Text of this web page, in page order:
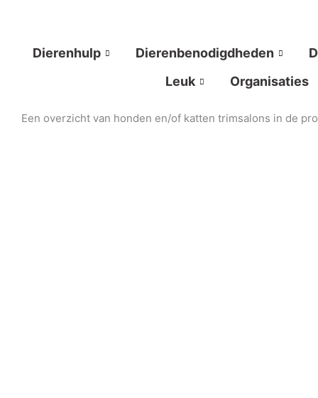
inhoudDierenhulp Dierenbenodigdheden
Leuk
Organisaties
Een overzicht van honden en/of katten trimsalons in de